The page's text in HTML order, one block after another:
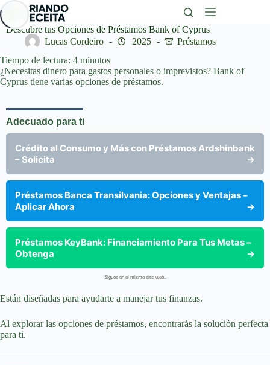
Saltar
al
contenido
Descubre tus Opciones de Préstamos Bank of Cyprus
Lucas Cordeiro
2025
Préstamos
Tiempo de lectura: 4 minutos
¿Necesitas dinero para gastos personales o imprevistos? Bank of
Cyprus tiene varias opciones de préstamos.
Adecuado para ti
Crédito al Consumo y Más con Préstamos Ardshinbank
– Solicita
→
Préstamos Banca Transilvania: Opciones y Ventajas –
Aplicar Ahora
→
Préstamos KeyBank: Financiamiento Para Tus Metas –
Obtenga
→
Sigues en el mismo sitio web..
Están diseñadas para ayudarte a manejar tus finanzas.
Al explorar las opciones de préstamos, encontrarás la solución perfecta
para ti.